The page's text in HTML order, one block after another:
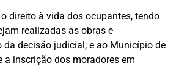
direito à vida dos ocupantes, tendo
realizadas as obras e
decisão judicial; e ao Município de
inscrição dos moradores em